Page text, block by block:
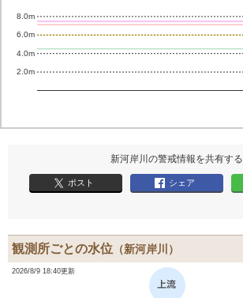
2.0m
4.0m
6.0m
8.0m
新河岸川の警戒情報を共有する
ポスト シェア
観測所ごとの水位 （新河岸川）
2026/8/9 18:40更新